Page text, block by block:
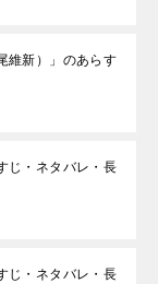
維新）」のあらす
じ・ネタバレ・長
じ・ネタバレ・長